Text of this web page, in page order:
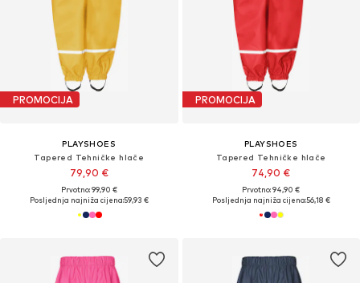
PROMOCIJA
PLAYSHOES
Tapered Tehničke hlače
79,90 €
Prvotno: 99,90 €
Posljednja najniža cijena:59,93 €
PROMOCIJA
PLAYSHOES
Tapered Tehničke hlače
74,90 €
Prvotno: 94,90 €
Posljednja najniža cijena:56,18 €